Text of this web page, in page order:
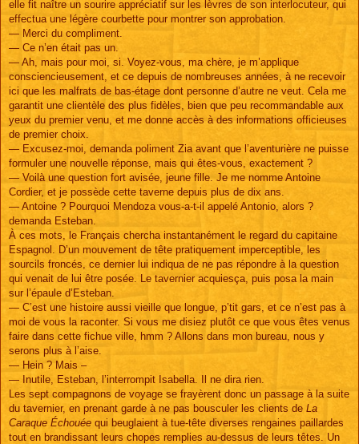
elle fit naître un sourire appréciatif sur les lèvres de son interlocuteur, qui
effectua une légère courbette pour montrer son approbation.
— Merci du compliment.
— Ce n’en était pas un.
— Ah, mais pour moi, si. Voyez-vous, ma chère, je m’applique
consciencieusement, et ce depuis de nombreuses années, à ne recevoir
ici que les malfrats de bas-étage dont personne d’autre ne veut. Cela me
garantit une clientèle des plus fidèles, bien que peu recommandable aux
yeux du premier venu, et me donne accès à des informations officieuses
de premier choix.
— Excusez-moi, demanda poliment Zia avant que l’aventurière ne puisse
formuler une nouvelle réponse, mais qui êtes-vous, exactement ?
— Voilà une question fort avisée, jeune fille. Je me nomme Antoine
Cordier, et je possède cette taverne depuis plus de dix ans.
— Antoine ? Pourquoi Mendoza vous-a-t-il appelé Antonio, alors ?
demanda Esteban.
À ces mots, le Français chercha instantanément le regard du capitaine
Espagnol. D’un mouvement de tête pratiquement imperceptible, les
sourcils froncés, ce dernier lui indiqua de ne pas répondre à la question
qui venait de lui être posée. Le tavernier acquiesça, puis posa la main
sur l’épaule d’Esteban.
— C’est une histoire aussi vieille que longue, p’tit gars, et ce n’est pas à
moi de vous la raconter. Si vous me disiez plutôt ce que vous êtes venus
faire dans cette fichue ville, hmm ? Allons dans mon bureau, nous y
serons plus à l’aise.
— Hein ? Mais –
— Inutile, Esteban, l’interrompit Isabella. Il ne dira rien.
Les sept compagnons de voyage se frayèrent donc un passage à la suite
du tavernier, en prenant garde à ne pas bousculer les clients de La
Caraque Échouée qui beuglaient à tue-tête diverses rengaines paillardes
tout en brandissant leurs chopes remplies au-dessus de leurs têtes. Un